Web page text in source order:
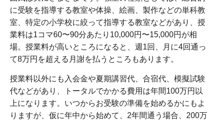
に受験を指導する教室や体操、絵画、製作などの単科教
室、特定の小学校に絞って指導する教室などがあり、授
業料は1コマ60〜90分あたり10,000円〜15,000円が相
場。授業料が高いところになると、週1回、月に4回通っ
て8万円を超える月謝を払うところもあります。
授業料以外にも入会金や夏期講習代、合宿代、模擬試験
代などがあり、トータルでかかる費用は年間100万円以
上になります。いつからお受験の準備を始めるかにもよ
りますが、仮に年中から始めて、2年間通う場合、200万